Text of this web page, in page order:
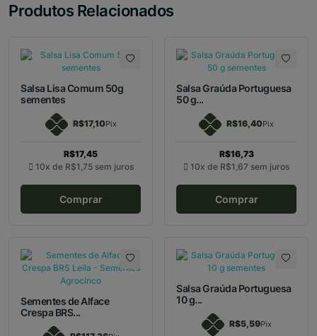
Produtos Relacionados
Salsa Lisa Comum 50g
sementes
R$17,10Pix
R$17,45
10x de R$1,75 sem juros
Comprar
Salsa Graúda Portuguesa
50 g...
R$16,40Pix
R$16,73
10x de R$1,67 sem juros
Comprar
Sementes de Alface
Crespa BRS...
Salsa Graúda Portuguesa
10 g...
R$5,59Pix